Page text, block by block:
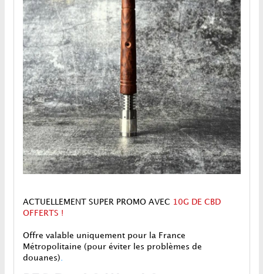
ACTUELLEMENT SUPER PROMO AVEC 10G DE CBD
OFFERTS !
Offre valable uniquement pour la France
Métropolitaine (pour éviter les problèmes de
douanes)